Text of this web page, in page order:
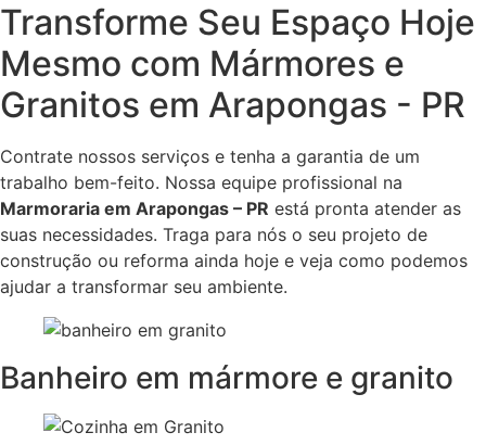
Transforme Seu Espaço Hoje
Mesmo com Mármores e
Granitos em Arapongas - PR
Contrate nossos serviços e tenha a garantia de um
trabalho bem-feito. Nossa equipe profissional na
Marmoraria em Arapongas – PR está pronta atender as
suas necessidades. Traga para nós o seu projeto de
construção ou reforma ainda hoje e veja como podemos
ajudar a transformar seu ambiente.
Banheiro em mármore e granito